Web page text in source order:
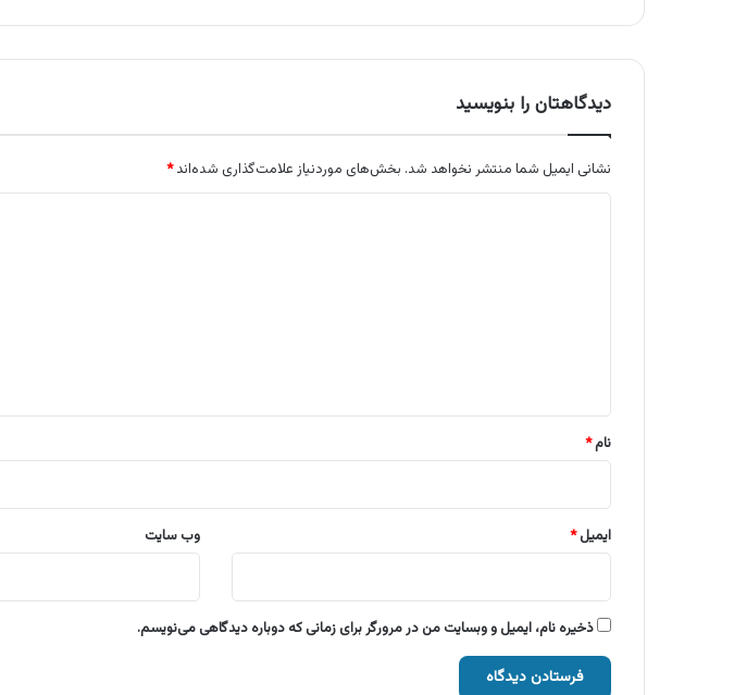
دیدگاهتان را بنویسید
نشانی ایمیل شما منتشر نخواهد شد. بخش‌های موردنیاز علامت‌گذاری شده‌اند*
نام*
ایمیل* وب‌ سایت
ذخیره نام، ایمیل و وبسایت من در مرورگر برای زمانی که دوباره دیدگاهی می‌نویسم.